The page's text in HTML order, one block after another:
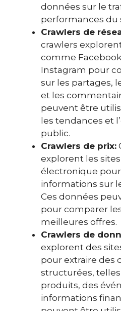
données sur le
performances du
Crawlers de
crawlers
comme
Instagram pour
sur les partages,
et les
peuvent être
les tendances et
public.
Crawlers de prix:
explorent les
électronique
informations sur
Ces données
pour comparer
meilleures offres.
Crawlers de
explorent des
pour extraire des
structurées,
produits, des
informations